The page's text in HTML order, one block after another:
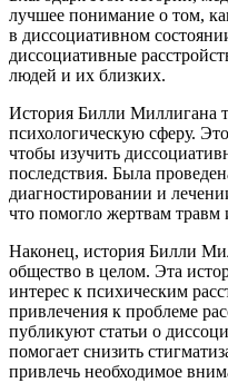
лучшее понимание о том,
в диссоциативном
диссоциативные
людей и их близких.
История Билли Миллигана
психологическую сферу.
чтобы изучить
последствия. Была
диагностировании и
что помогло жертвам
Наконец, история Билли
общество в целом. Эта
интерес к психическим
привлечения к проблеме
публикуют статьи о
помогает снизить
привлечь необходимое